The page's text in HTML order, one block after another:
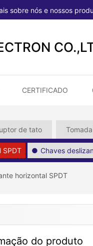
sobre nós e nossos
CERTIFICADO
de tato
SPDT Chaves
horizontal SPDT
do produto